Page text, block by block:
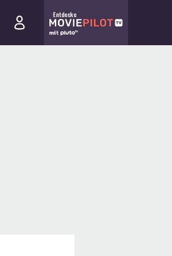
Entdecke